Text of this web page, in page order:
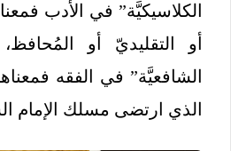
الكلاسيكيَّة” في الأدب
أو التقليديّ أو
الشافعيَّة” في الفقه
الذي ارتضى مسلك الإمام